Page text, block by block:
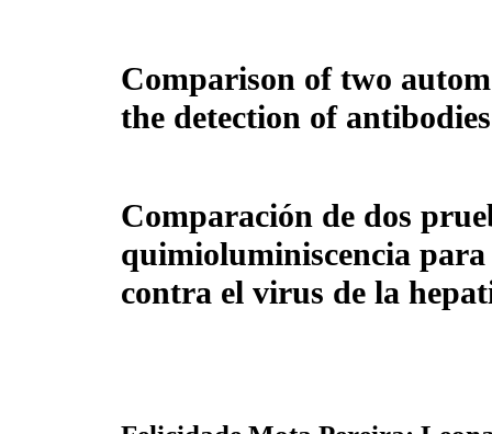
Comparison of two
the detection of
Comparación de dos
quimioluminiscencia
contra el virus de la